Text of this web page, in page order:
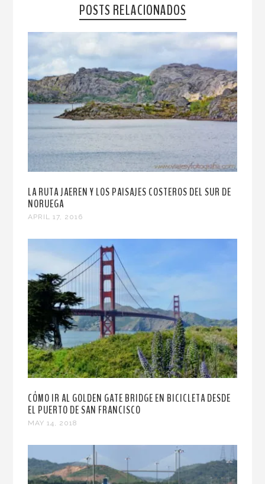
POSTS RELACIONADOS
LA RUTA JAEREN Y LOS PAISAJES COSTEROS DEL SUR DE
NORUEGA
APRIL 17, 2016
CÓMO IR AL GOLDEN GATE BRIDGE EN BICICLETA DESDE
EL PUERTO DE SAN FRANCISCO
MAY 14, 2018